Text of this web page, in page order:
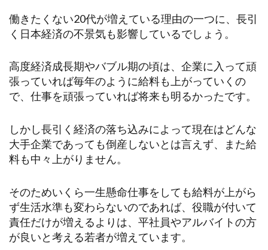
働きたくない20代が増えている理由の一つに、長引
く日本経済の不景気も影響しているでしょう。
高度経済成長期やバブル期の頃は、企業に入って頑
張っていれば毎年のように給料も上がっていくの
で、仕事を頑張っていれば将来も明るかったです。
しかし長引く経済の落ち込みによって現在はどんな
大手企業であっても倒産しないとは言えず、また給
料も中々上がりません。
そのためいくら一生懸命仕事をしても給料が上がら
ず生活水準も変わらないのであれば、役職が付いて
責任だけが増えるよりは、平社員やアルバイトの方
が良いと考える若者が増えています。